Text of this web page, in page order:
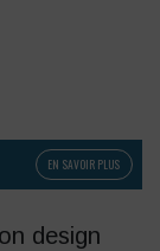
EN SAVOIR PLUS
design